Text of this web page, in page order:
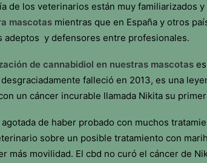
de los veterinarios están muy familiarizados
mascotas mientras que en España y otros
adeptos y defensores entre profesionales.
de cannabidiol en nuestras mascotas
falleció en 2013, es una
un cáncer incurable llamada Nikita su
de haber probado con muchos
sobre un posible tratamiento con
más movilidad. El cbd no curó el cáncer de